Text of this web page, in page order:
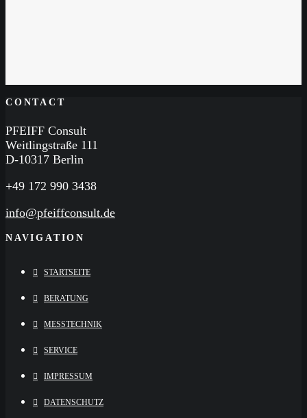
CONTACT
PFEIFF Consult
Weitlingstraße 111
D-10317 Berlin
+49 172 990 3438
info@pfeiffconsult.de
NAVIGATION
STARTSEITE
BERATUNG
MESSTECHNIK
SERVICE
IMPRESSUM
DATENSCHUTZ